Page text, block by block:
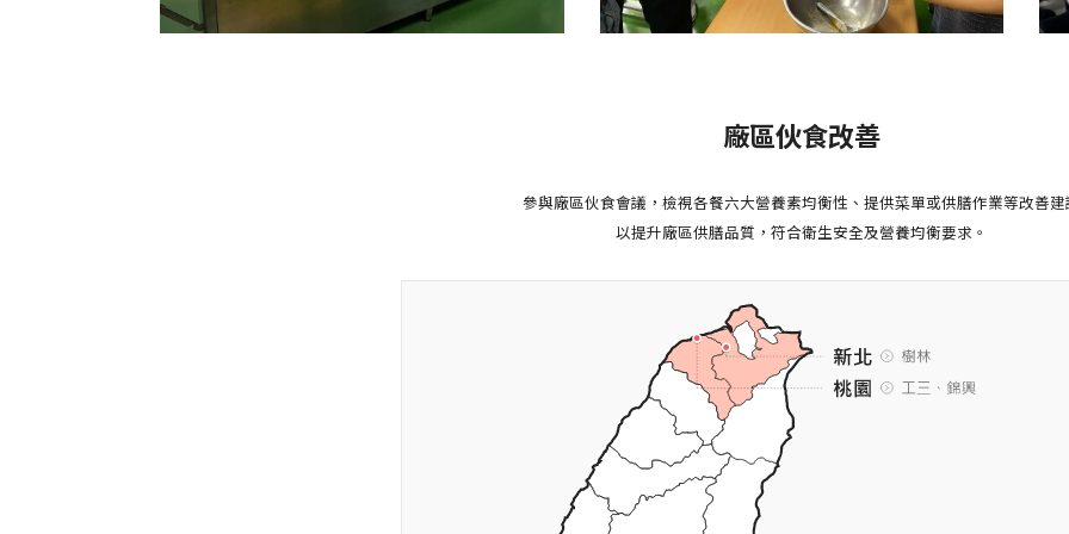
廠區伙食改善
參與廠區伙食會議，檢視各餐六大營養素均衡性、提供菜單或供膳作業等改善
以提升廠區供膳品質，符合衛生安全及營養均衡要求。